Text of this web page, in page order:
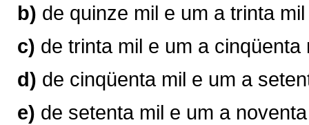
b) de quinze mil e um a trinta
c) de trinta mil e um a
d) de cinqüenta mil e um a
e) de setenta mil e um a